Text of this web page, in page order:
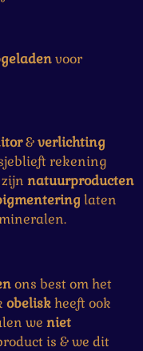
voor
&verlichting
rekening
natuurproducten
laten
ons best om het
obeliskheeft ook
we niet
is & we dit